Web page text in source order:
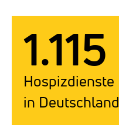
1.115
Hospizdienste
in Deutschland